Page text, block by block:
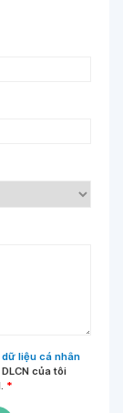
liệu cá nhân
của tôi
*